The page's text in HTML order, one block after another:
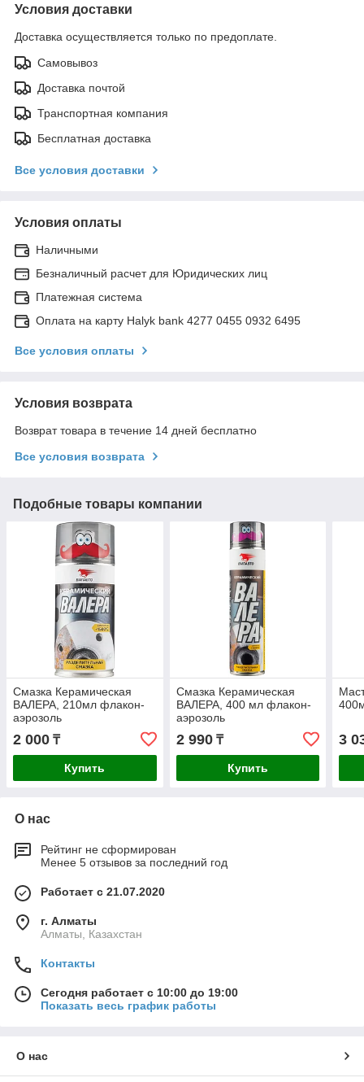
Условия доставки
Доставка осуществляется только по предоплате.
Самовывоз
Доставка почтой
Транспортная компания
Бесплатная доставка
Все условия доставки
Условия оплаты
Наличными
Безналичный расчет для Юридических лиц
Платежная система
Оплата на карту Halyk bank 4277 0455 0932 6495
Все условия оплаты
Условия возврата
Возврат товара в течение 14 дней бесплатно
Все условия возврата
Подобные товары компании
Смазка Керамическая
ВАЛЕРА, 210мл флакон-
аэрозоль
2 000 ₸
Купить
Смазка Керамическая
ВАЛЕРА, 400 мл флакон-
аэрозоль
2 990₸
Купить
3
О нас
Рейтинг не сформирован
Менее 5 отзывов за последний год
Работает с 21.07.2020
г. Алматы
Алматы, Казахстан
Контакты
Сегодня работает с 10:00 до 19:00
Показать весь график работы
О нас